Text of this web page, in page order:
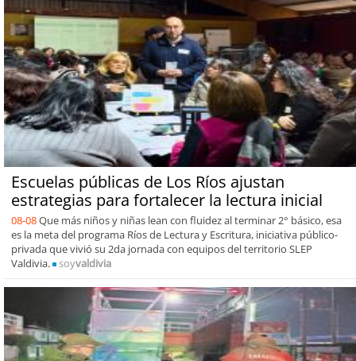
Escuelas públicas de Los Ríos ajustan
estrategias para fortalecer la lectura inicial
08-08Que más niños y niñas lean con fluidez al terminar 2° básico, esa
es la meta del programa Ríos de Lectura y Escritura, iniciativa público-
privada que vivió su 2da jornada con equipos del territorio SLEP
Valdivia.
soyvaldivia